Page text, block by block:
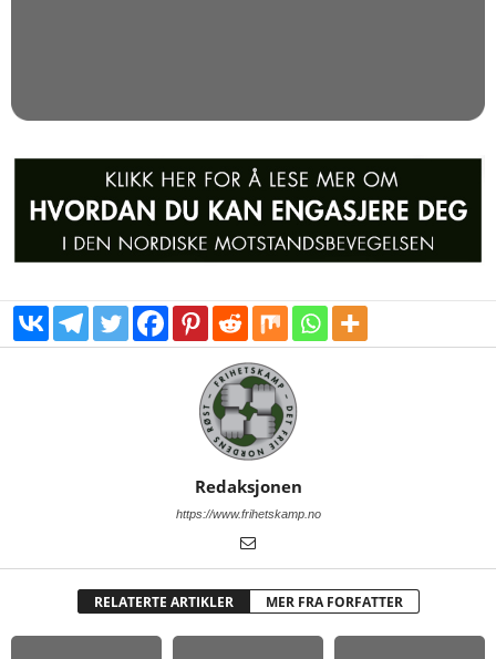
Redaksjonen
https://www.frihetskamp.no
RELATERTE ARTIKLER MER FRA FORFATTER